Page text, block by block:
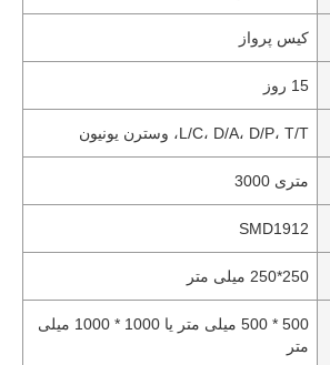
کیس پرواز
15 روز
L/C، D/A، D/P، T/T، وسترن یونیون
متری 3000
SMD1912
250*250 میلی متر
500 * 500 میلی متر یا 1000 * 1000 میلی
متر